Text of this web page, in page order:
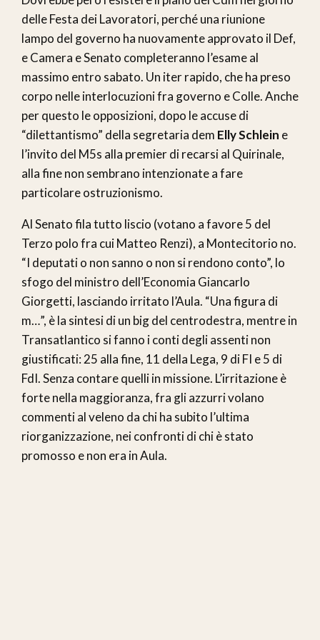
delle Festa dei Lavoratori, perché una riunione
lampo del governo ha nuovamente approvato il Def,
e Camera e Senato completeranno l’esame al
massimo entro sabato. Un iter rapido, che ha preso
corpo nelle interlocuzioni fra governo e Colle. Anche
per questo le opposizioni, dopo le accuse di
“dilettantismo” della segretaria dem Elly Schlein e
l’invito del M5s alla premier di recarsi al Quirinale,
alla fine non sembrano intenzionate a fare
particolare ostruzionismo.
Al Senato fila tutto liscio (votano a favore 5 del
Terzo polo fra cui Matteo Renzi), a Montecitorio no.
“I deputati o non sanno o non si rendono conto”, lo
sfogo del ministro dell’Economia Giancarlo
Giorgetti, lasciando irritato l’Aula. “Una figura di
m…”, è la sintesi di un big del centrodestra, mentre in
Transatlantico si fanno i conti degli assenti non
giustificati: 25 alla fine, 11 della Lega, 9 di FI e 5 di
FdI. Senza contare quelli in missione. L’irritazione è
forte nella maggioranza, fra gli azzurri volano
commenti al veleno da chi ha subito l’ultima
riorganizzazione, nei confronti di chi è stato
promosso e non era in Aula.